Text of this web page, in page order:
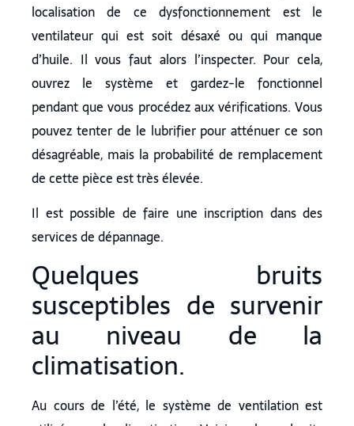
localisation de ce dysfonctionnement est le
ventilateur qui est soit désaxé ou qui manque
d’huile. Il vous faut alors l’inspecter. Pour cela,
ouvrez le système et gardez-le fonctionnel
pendant que vous procédez aux vérifications. Vous
pouvez tenter de le lubrifier pour atténuer ce son
désagréable, mais la probabilité de remplacement
de cette pièce est très élevée.
Il est possible de faire une inscription dans des
services de dépannage.
Quelques bruits
susceptibles de survenir
au niveau de la
climatisation.
Au cours de l’été, le système de ventilation est